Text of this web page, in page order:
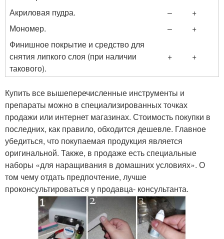
Акриловая пудра.
–
+
Мономер.
–
+
Финишное покрытие и средство для
снятия липкого слоя (при наличии
такового).
+ +
Купить все вышеперечисленные инструменты и
препараты можно в специализированных точках
продажи или интернет магазинах. Стоимость покупки в
последних, как правило, обходится дешевле. Главное
убедиться, что покупаемая продукция является
оригинальной. Также, в продаже есть специальные
наборы «для наращивания в домашних условиях». О
том чему отдать предпочтение, лучше
проконсультироваться у продавца- консультанта.